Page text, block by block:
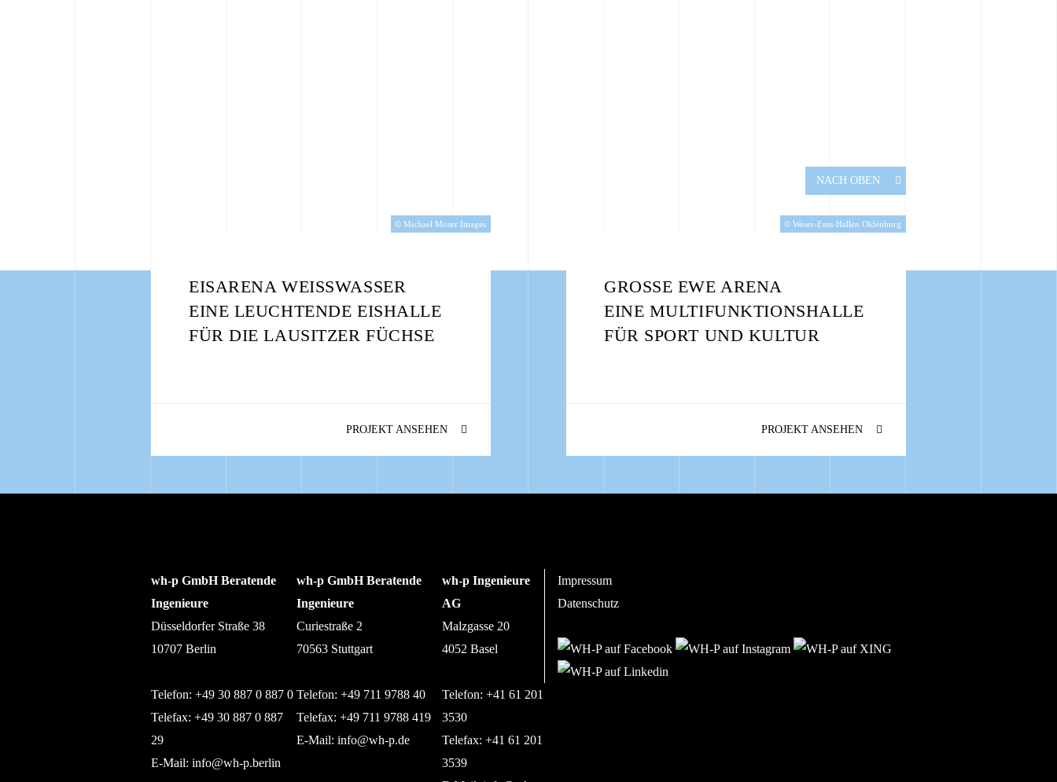
NACH OBEN
© Michael Moser Images
EISARENA WEISSWASSER
EINE LEUCHTENDE EISHALLE
FÜR DIE LAUSITZER FÜCHSE
PROJEKT ANSEHEN
© Weser-Ems-Hallen Oldenburg
GROSSE EWE ARENA
EINE MULTIFUNKTIONSHALLE
FÜR SPORT UND KULTUR
PROJEKT ANSEHEN
wh-p GmbH Beratende
Ingenieure
Düsseldorfer Straße 38
10707 Berlin
Telefon: +49 30 887 0 887 0
Telefax: +49 30 887 0 887
29
E-Mail: info@wh-p.berlin
wh-p GmbH Beratende
Ingenieure
Curiestraße 2
70563 Stuttgart
Telefon: +49 711 9788 40
Telefax: +49 711 9788 419
E-Mail:info@wh-p.de
wh-p Ingenieure
AG
Malzgasse 20
4052 Basel
Telefon: +41 61 201
3530
Telefax: +41 61 201
3539
Impressum
Datenschutz